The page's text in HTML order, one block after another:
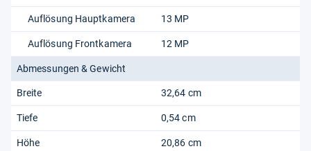
Auflösung Hauptkamera 13 MP
Auflösung Frontkamera 12 MP
Abmessungen & Gewicht
Breite 32,64 cm
Tiefe 0,54 cm
Höhe 20,86 cm